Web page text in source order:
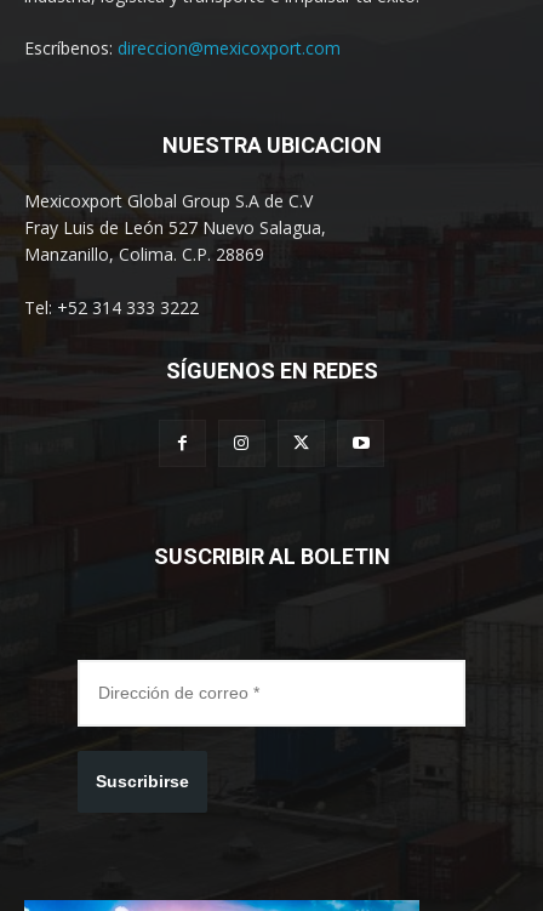
Escríbenos: direccion@mexicoxport.com
NUESTRA UBICACION
Mexicoxport Global Group S.A de C.V
Fray Luis de León 527 Nuevo Salagua,
Manzanillo, Colima. C.P. 28869
Tel: +52 314 333 3222
SÍGUENOS EN REDES
SUSCRIBIR AL BOLETIN
Suscribirse